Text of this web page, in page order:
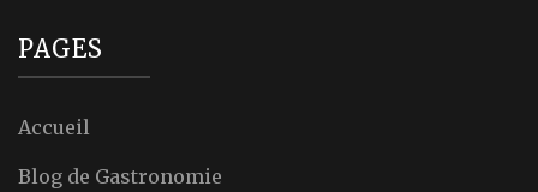
PAGES
Accueil
Blog de Gastronomie